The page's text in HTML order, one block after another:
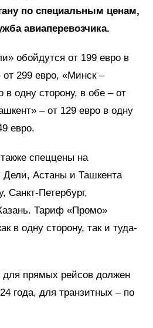
по специальным ценам,
авиаперевозчика.
обойдутся от 199 евро в
от 299 евро, «Минск –
в одну сторону, в обе – от
– от 129 евро в одну
евро.
спеццены на
Дели, Астаны и Ташкента
Санкт-Петербург,
Тариф «Промо»
в одну сторону, так и туда-
для прямых рейсов должен
года, для транзитных – по